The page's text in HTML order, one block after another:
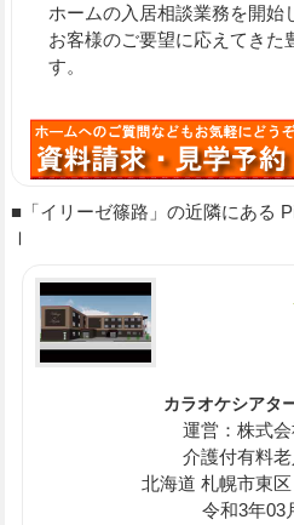
ホームの入居相談業務を開始
お客様のご要望に応えてきた
す。
■「イリーゼ篠路」の近隣にある
Ⅰ
カラオケシアタ
運営：株式
介護付有料
北海道 札幌市東
令和3年03